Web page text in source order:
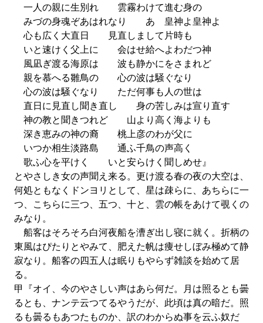
一人の親に生別れ 雲霧わけて進む身の
みづの身魂ぞあはれなり あゝ皇神よ皇神よ
心も広く大直日 見直しまして片時も
いと速けく父上に 会はせ給へよわだつ神
風凪ぎ渡る海原は 波も静かにをさまれど
親を慕へる雛鳥の 心の波は騒ぐなり
心の波は騒ぐなり ただ何事も人の世は
直日に見直し聞き直し 身の苦しみは宣り直す
神の教と聞きつれど 山より高く海よりも
深き恵みの神の裔 桃上彦のわが父に
いつか相生淡路島 通ふ千鳥の声高く
歌ふ心を平けく いと安らけく聞しめせ』
とやさしき女の声聞え来る。更け渡る春の夜の大空は、
何処ともなくドンヨリとして、星は疎らに、あちらに一
つ、こちらに三つ、五つ、十と、雲の帳をあけて覗くの
みなり。
船客はそろそろ白河夜船を漕ぎ出し寝に就く。折柄の
東風はぴたりとやみて、肥えた帆は痩せしぼみ極めて静
寂なり。船客の四五人は眠りもやらず雑談を始めて居
る。
甲『オイ、今のやさしい声はあら何だ。月は照るとも曇
るとも、ナンテ云つてるやうだが、此頃は真の暗だ。照
るも曇るもあつたものか、訳のわからぬ事を云ふ奴だ